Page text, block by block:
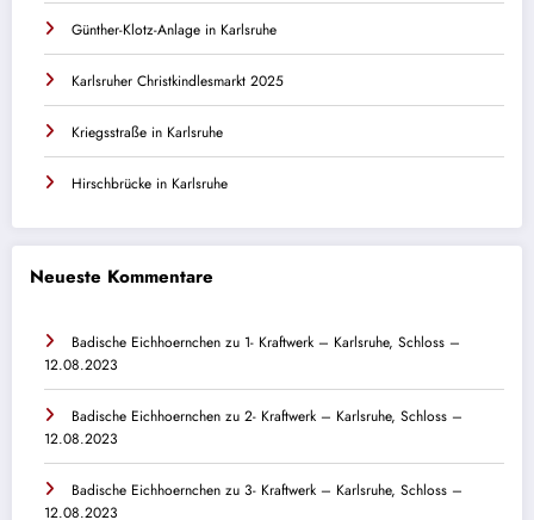
Günther-Klotz-Anlage in Karlsruhe
Karlsruher Christkindlesmarkt 2025
Kriegsstraße in Karlsruhe
Hirschbrücke in Karlsruhe
Neueste Kommentare
Badische Eichhoernchen zu 1- Kraftwerk – Karlsruhe, Schloss –
12.08.2023
Badische Eichhoernchen zu 2- Kraftwerk – Karlsruhe, Schloss –
12.08.2023
Badische Eichhoernchen zu 3- Kraftwerk – Karlsruhe, Schloss –
12.08.2023